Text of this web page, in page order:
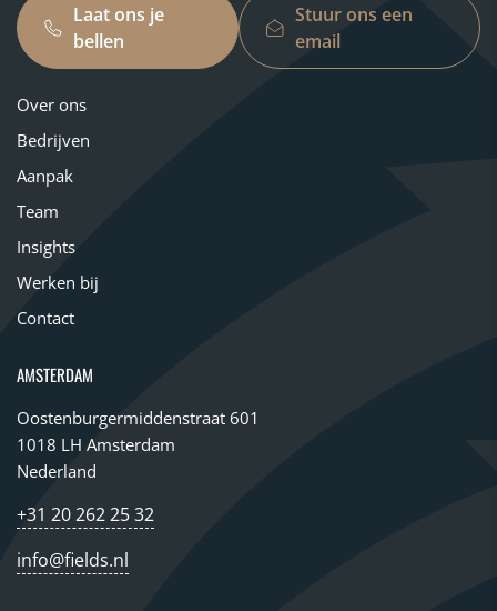
Laat ons je
bellen
Stuur ons een
email
Over ons
Bedrijven
Aanpak
Team
Insights
Werken bij
Contact
AMSTERDAM
Oostenburgermiddenstraat 601
1018 LH Amsterdam
Nederland
+31 20 262 25 32
info@fields.nl